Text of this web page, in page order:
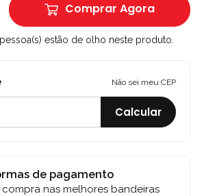
Comprar Agora
pessoa(s) estão de olho neste produto.
Não sei meu CEP
Calcular
de pagamento
nas melhores bandeiras